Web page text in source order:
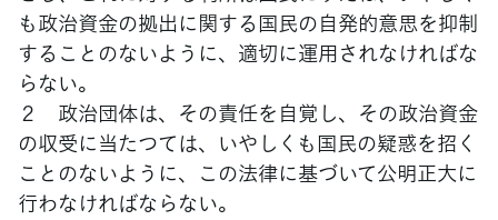
も政治資金の拠出に関する国民の自発的意思を抑制
することのないように、適切に運用されなければな
らない。
２ 政治団体は、その責任を自覚し、その政治資金
の収受に当たつては、いやしくも国民の疑惑を招く
ことのないように、この法律に基づいて公明正大に
行わなければならない。